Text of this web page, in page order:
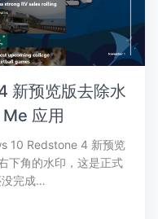
新预览版去除水
应用
10 Redstone 4 新预览
下角的水印，这是正式
没完成…